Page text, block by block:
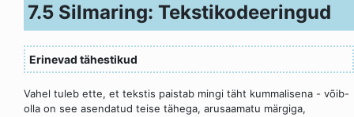
7.5 Silmaring: Tekstikodeeringud
Erinevad tähestikud
Vahel tuleb ette, et tekstis paistab mingi täht kummalisena - võib-
olla on see asendatud teise tähega, arusaamatu märgiga,